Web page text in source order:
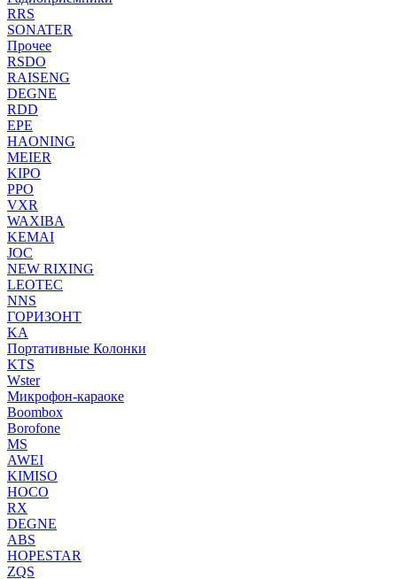
RRS
SONATER
Прочее
RSDO
RAISENG
DEGNE
RDD
EPE
HAONING
MEIER
KIPO
PPO
VXR
WAXIBA
KEMAI
JOC
NEW RIXING
LEOTEC
NNS
ГОРИЗОНТ
KA
Портативные Колонки
KTS
Wster
Микрофон-караоке
Boombox
Borofone
MS
AWEI
KIMISO
HOCO
RX
DEGNE
ABS
HOPESTAR
ZQS